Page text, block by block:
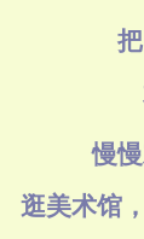
慢
逛美术馆